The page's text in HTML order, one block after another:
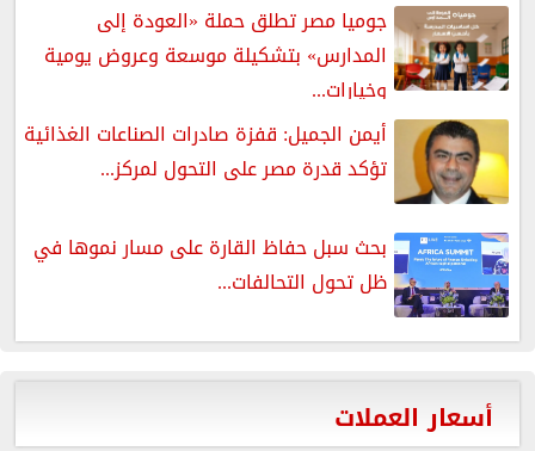
جوميا مصر تطلق حملة «العودة إلى
المدارس» بتشكيلة موسعة وعروض يومية
وخيارات...
أيمن الجميل: قفزة صادرات الصناعات الغذائية
تؤكد قدرة مصر على التحول لمركز...
بحث سبل حفاظ القارة على مسار نموها في
ظل تحول التحالفات...
أسعار العملات